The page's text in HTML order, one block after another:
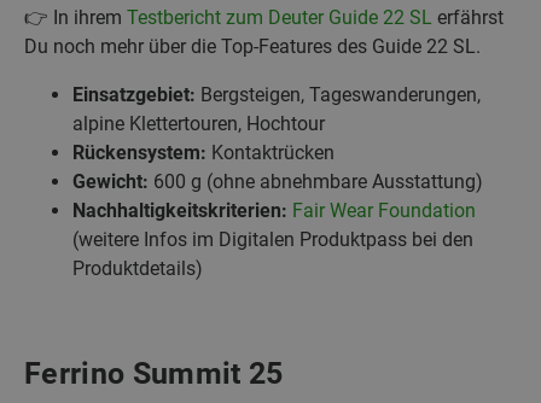
👉 In ihrem Testbericht zum Deuter Guide 22 SL erfährst
Du noch mehr über die Top-Features des Guide 22 SL.
Einsatzgebiet: Bergsteigen, Tageswanderungen,
alpine Klettertouren, Hochtour
Rückensystem: Kontaktrücken
Gewicht: 600 g (ohne abnehmbare Ausstattung)
Nachhaltigkeitskriterien: Fair Wear Foundation
(weitere Infos im Digitalen Produktpass bei den
Produktdetails)
Ferrino Summit 25